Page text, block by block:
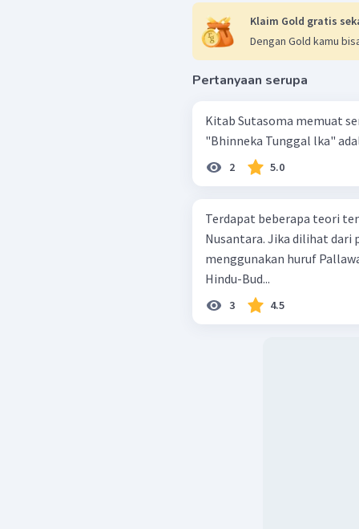
Klaim Gold gratis
Dengan Gold kamu
Pertanyaan serupa
Kitab Sutasoma memuat
"Bhinneka Tunggal lka"
2 5.0
Terdapat beberapa teori
Nusantara. Jika dilihat dari
menggunakan huruf
Hindu-Bud...
3 4.5